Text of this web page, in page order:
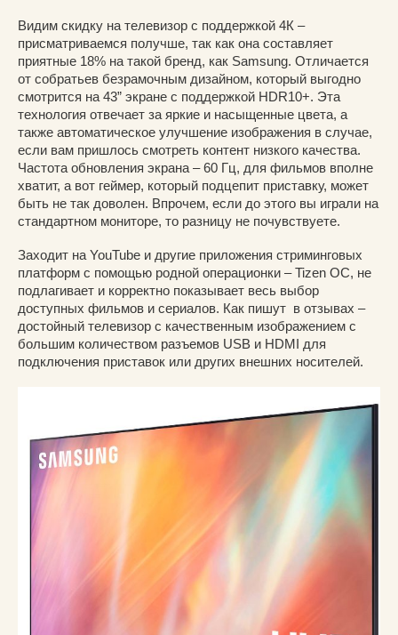
Видим скидку на телевизор с поддержкой 4К –
присматриваемся получше, так как она составляет
приятные 18% на такой бренд, как Samsung. Отличается
от собратьев безрамочным дизайном, который выгодно
смотрится на 43” экране с поддержкой HDR10+. Эта
технология отвечает за яркие и насыщенные цвета, а
также автоматическое улучшение изображения в случае,
если вам пришлось смотреть контент низкого качества.
Частота обновления экрана – 60 Гц, для фильмов вполне
хватит, а вот геймер, который подцепит приставку, может
быть не так доволен. Впрочем, если до этого вы играли на
стандартном мониторе, то разницу не почувствуете.
Заходит на YouTube и другие приложения стриминговых
платформ с помощью родной операционки – Tizen OC, не
подлагивает и корректно показывает весь выбор
доступных фильмов и сериалов. Как пишут в отзывах –
достойный телевизор с качественным изображением с
большим количеством разъемов USB и HDMI для
подключения приставок или других внешних носителей.